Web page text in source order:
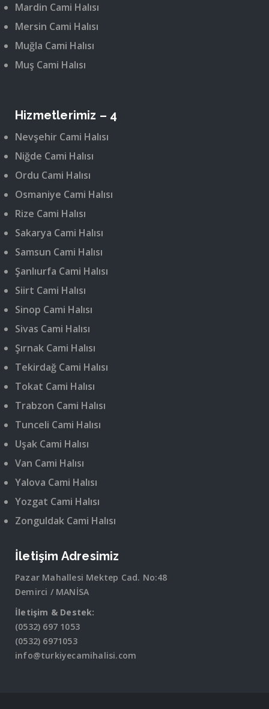
Mardin Cami Halısı
Mersin Cami Halısı
Muğla Cami Halısı
Muş Cami Halısı
Hizmetlerimiz – 4
Nevşehir Cami Halısı
Niğde Cami Halısı
Ordu Cami Halısı
Osmaniye Cami Halısı
Rize Cami Halısı
Sakarya Cami Halısı
Samsun Cami Halısı
Şanlıurfa Cami Halısı
Siirt Cami Halısı
Sinop Cami Halısı
Sivas Cami Halısı
Şırnak Cami Halısı
Tekirdağ Cami Halısı
Tokat Cami Halısı
Trabzon Cami Halısı
Tunceli Cami Halısı
Uşak Cami Halısı
Van Cami Halısı
Yalova Cami Halısı
Yozgat Cami Halısı
Zonguldak Cami Halısı
İletişim Adresimiz
Pazar Mahallesi Mektep Cad. No:48
Demirci / MANİSA
İletişim & Destek:
(0532) 697 1053
(0532) 6971053
info@turkiyecamihalisi.com